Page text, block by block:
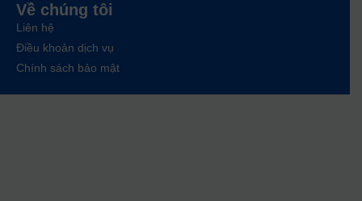
Về chúng tôi
Liên hệ
Điều khoản dịch vụ
Chính sách bảo mật